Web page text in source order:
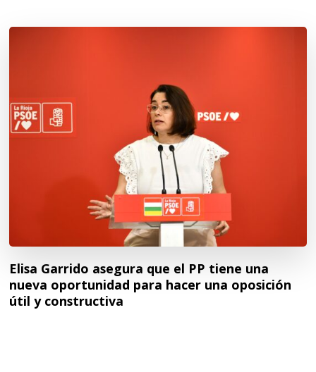
Elisa Garrido asegura que el PP tiene una
nueva oportunidad para hacer una oposición
útil y constructiva